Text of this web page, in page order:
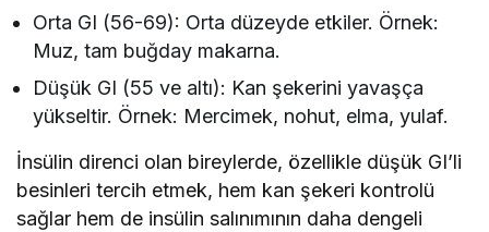
Orta GI (56-69): Orta düzeyde etkiler. Örnek:
Muz, tam buğday makarna.
Düşük GI (55 ve altı): Kan şekerini yavaşça
yükseltir. Örnek: Mercimek, nohut, elma, yulaf.
İnsülin direnci olan bireylerde, özellikle düşük GI’li
besinleri tercih etmek, hem kan şekeri kontrolü
sağlar hem de insülin salınımının daha dengeli